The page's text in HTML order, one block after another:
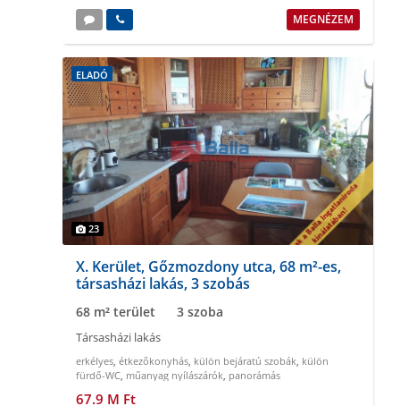
MEGNÉZEM
ELADÓ
23
X. Kerület, Gőzmozdony utca, 68 m²-es,
társasházi lakás, 3 szobás
68 m² terület 3 szoba
Társasházi lakás
erkélyes, étkezőkonyhás, külön bejáratú szobák, külön
fürdő-WC, műanyag nyílászárók, panorámás
67.9 M Ft